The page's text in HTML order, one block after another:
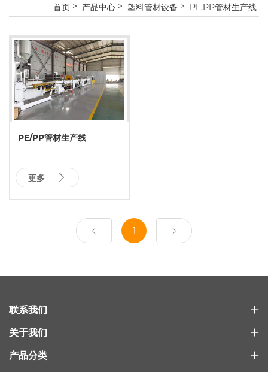
首页
产品中心 塑料管材设备 PE,PP管材生产线
PE/PP管材生产线
更多
1
联系我们
关于我们
产品分类